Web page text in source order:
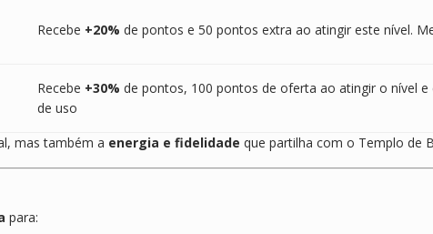
Recebe +20% de pontos e 50 pontos extra ao atingir este nível.
Recebe +30% de pontos, 100 pontos de oferta ao atingir o nível
de uso
mas também a energia e fidelidade que partilha com o Templo de
para: